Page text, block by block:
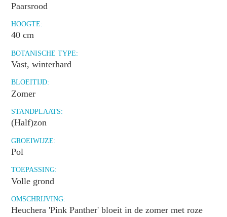
Paarsrood
HOOGTE:
40 cm
BOTANISCHE TYPE:
Vast, winterhard
BLOEITIJD:
Zomer
STANDPLAATS:
(Half)zon
GROEIWIJZE:
Pol
TOEPASSING:
Volle grond
OMSCHRIJVING:
Heuchera 'Pink Panther' bloeit in de zomer met roze